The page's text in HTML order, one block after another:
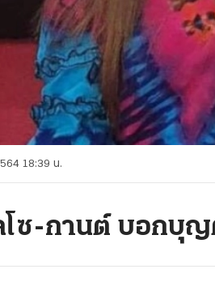
18:39 น.
โซ-กานต์ บอกบุ